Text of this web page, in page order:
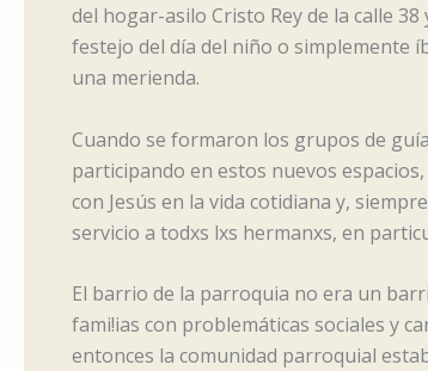
del hogar-asilo Cristo Rey de la calle
festejo del día del niño o simplemente
una merienda.
Cuando se formaron los grupos de
participando en estos nuevos
con Jesús en la vida cotidiana y,
servicio a todxs lxs hermanxs, en
El barrio de la parroquia no era un
fami!ias con problemáticas sociales y
entonces la comunidad parroquial